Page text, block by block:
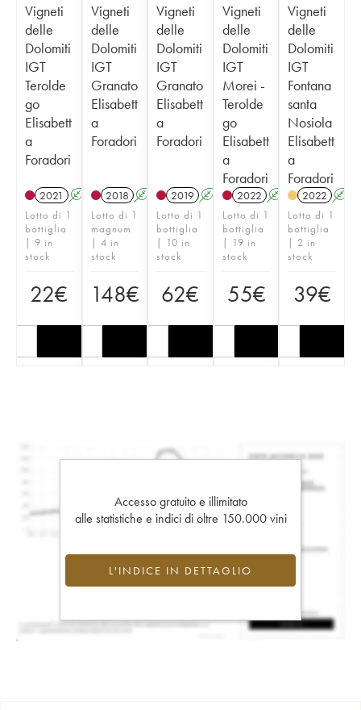
Vigneti
delle
Dolomiti
IGT
Terolde
go
Elisabett
a
Foradori
2021 A K
Lotto di 1
bottiglia
| 9 in
stock
22€
Vigneti
delle
Dolomiti
IGT
Granato
Elisabett
a
Foradori
2018 A K
Lotto di 1
magnum
| 4 in
stock
148€
Vigneti
delle
Dolomiti
IGT
Granato
Elisabett
a
Foradori
2019 A K
Lotto di 1
bottiglia
| 10 in
stock
62€
Vigneti
delle
Dolomiti
IGT
Morei -
Terolde
go
Elisabett
a
Foradori
2022 A K
Lotto di 1
bottiglia
| 19 in
stock
55€
Vigneti
delle
Dolomiti
IGT
Fontana
santa
Nosiola
Elisabett
a
Foradori
2022 A
Lotto di 1
bottiglia
| 2 in
stock
39€
Accesso gratuito e illimitato
alle statistiche e indici di oltre 150.000 vini
L'INDICE IN DETTAGLIO